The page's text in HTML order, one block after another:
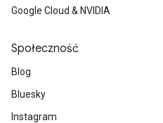
Google Cloud & NVIDIA
Społeczność
Blog
Bluesky
Instagram